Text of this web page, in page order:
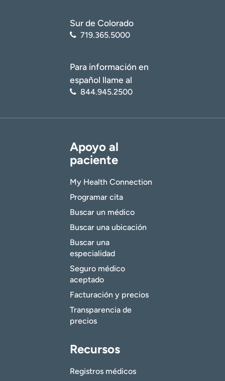
Sur de Colorado
719.365.5000
Para información en
español llame al
844.945.2500
Apoyo al
paciente
My Health Connection
Programar cita
Buscar un médico
Buscar una ubicación
Buscar una
especialidad
Seguro médico
aceptado
Facturación y precios
Transparencia de
precios
Recursos
Registros médicos